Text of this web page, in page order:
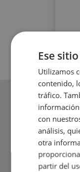
Ese
Utilizamos
contenido,
tráfico.
con
análisis,
otra
partir del